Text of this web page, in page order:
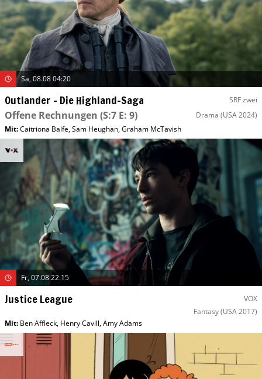
Sa, 08.08 04:20
Outlander – Die Highland-Saga SRF zwei
Offene Rechnungen (S:7 E: 9) Drama (USA 2024)
Mit:Caitriona Balfe,Sam Heughan,Graham McTavish
Fr, 07.08 22:15
Justice League
VOX
Fantasy(USA 2017)
Mit: Ben Affleck, Henry Cavill,Amy Adams